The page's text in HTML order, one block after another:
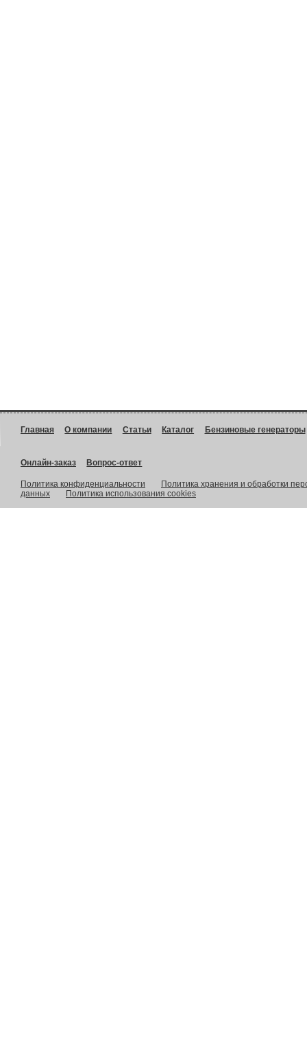
Главная О компании Статьи Каталог Бензиновые генераторы
Онлайн-заказ Вопрос-ответ
Политика конфиденциальности
Политика хранения и обработки
данных
Политика использования cookies